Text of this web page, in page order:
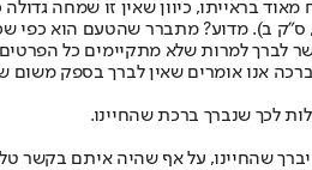
בראייתו, כיוון שאין זו שמחה
ב). מדוע? מתברר שהטעם הוא כפי
לברך למרות שלא מתקיימים כל
אנו אומרים שאין לברך בספק
לכך שנברך ברכת שהחיינו.
שהחיינו, על אף שהיה איתם בקשר